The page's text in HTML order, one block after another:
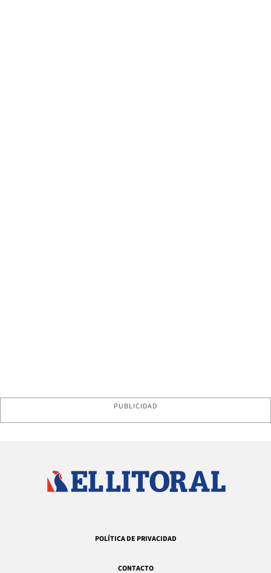
PUBLICIDAD
POLÍTICA DE PRIVACIDAD
CONTACTO